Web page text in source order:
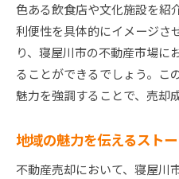
色ある飲食店や文化施設を紹
利便性を具体的にイメージさ
り、寝屋川市の不動産市場に
ることができるでしょう。こ
魅力を強調することで、売却
地域の魅力を伝えるスト
不動産売却において、寝屋川